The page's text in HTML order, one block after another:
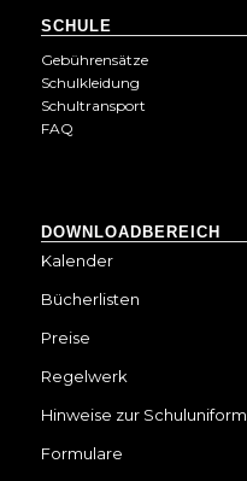
SCHULE
Gebührensätze
Schulkleidung
Schultransport
FAQ
DOWNLOADBEREICH
Kalender
Bücherlisten
Preise
Regelwerk
Hinweise zur Schuluniform
Formulare